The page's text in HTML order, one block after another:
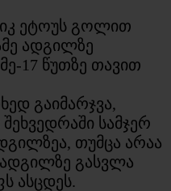
ეტოუს გოლით
ადგილზე
17 წუთზე თავით
გაიმარჯვა,
სამჯერ
თუმცა არაა
გასვლა
ასცდეს.